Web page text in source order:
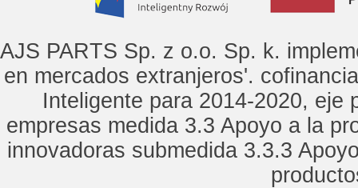
AJS PARTS Sp. z o.o. Sp. k.
en mercados extranjeros'.
Inteligente para 2014-2020, eje
empresas medida 3.3 Apoyo a la
innovadoras submedida 3.3.3